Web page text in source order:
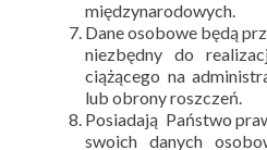
międzynarodowych.
Dane osobowe będą
niezbędny do
ciążącego na
lub obrony roszczeń.
Posiadają Państwo
swoich danych